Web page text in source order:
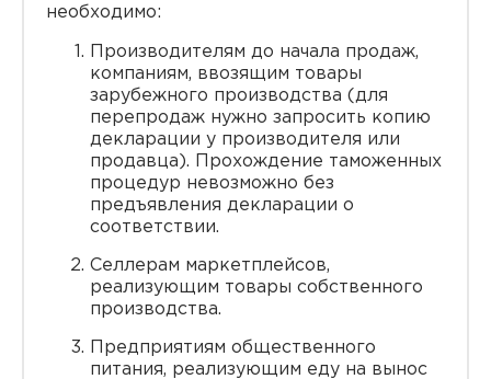
необходимо:
Производителям до начала продаж,
компаниям, ввозящим товары
зарубежного производства (для
перепродаж нужно запросить копию
декларации у производителя или
продавца). Прохождение таможенных
процедур невозможно без
предъявления декларации о
соответствии.
Селлерам маркетплейсов,
реализующим товары собственного
производства.
Предприятиям общественного
питания, реализующим еду на вынос